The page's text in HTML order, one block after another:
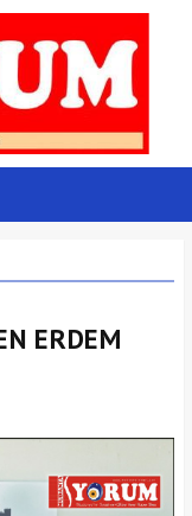
ERDEM